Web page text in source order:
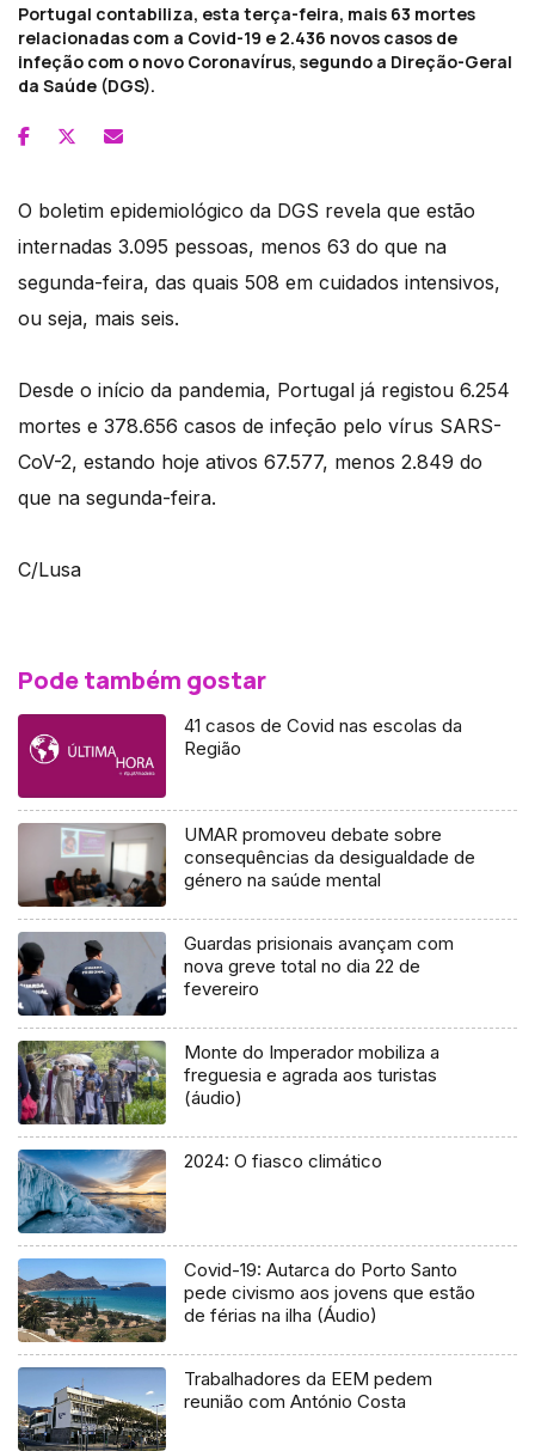
Portugal contabiliza, esta terça-feira, mais 63 mortes
relacionadas com a Covid-19 e 2.436 novos casos de
infeção com o novo Coronavírus, segundo a Direção-Geral
da Saúde (DGS).
O boletim epidemiológico da DGS revela que estão
internadas 3.095 pessoas, menos 63 do que na
segunda-feira, das quais 508 em cuidados intensivos,
ou seja, mais seis.
Desde o início da pandemia, Portugal já registou 6.254
mortes e 378.656 casos de infeção pelo vírus SARS-
CoV-2, estando hoje ativos 67.577, menos 2.849 do
que na segunda-feira.
C/Lusa
Pode também gostar
41 casos de Covid nas escolas da
Região
UMAR promoveu debate sobre
consequências da desigualdade de
género na saúde mental
Guardas prisionais avançam com
nova greve total no dia 22 de
fevereiro
Monte do Imperador mobiliza a
freguesia e agrada aos turistas
(áudio)
2024: O fiasco climático
Covid-19: Autarca do Porto Santo
pede civismo aos jovens que estão
de férias na ilha (Áudio)
Trabalhadores da EEM pedem
reunião com António Costa